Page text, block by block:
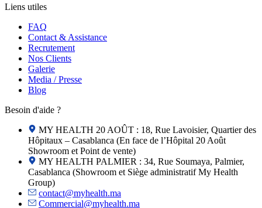
Liens utiles
FAQ
Contact & Assistance
Recrutement
Nos Clients
Galerie
Media / Presse
Blog
Besoin d'aide ?
MY HEALTH 20 AOÛT : 18, Rue Lavoisier, Quartier des
Hôpitaux – Casablanca (En face de l’Hôpital 20 Août
Showroom et Point de vente)
MY HEALTH PALMIER : 34, Rue Soumaya, Palmier,
Casablanca (Showroom et Siège administratif My Health
Group)
contact@myhealth.ma
Commercial@myhealth.ma